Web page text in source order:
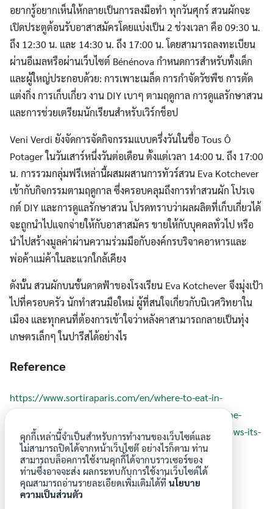
อยากรู้อยากเห็นให้กลายเป็นการลงมือทำ ทุกวันศุกร์ สวนผักจะ
เปิดประตูต้อนรับอาสาสมัครโดยแบ่งเป็น 2 ช่วงเวลา คือ 09:30 น.
ถึง 12:30 น. และ 14:30 น. ถึง 17:00 น. โดยสามารถลงทะเบียน
ผ่านอีเมลหรือผ่านเว็บไซต์ Bénénova กำหนดการสำหรับทั้งเด็ก
และผู้ใหญ่ประกอบด้วย: การเพาะเมล็ด การกำจัดวัชพืช การตัด
แต่งกิ่ง การเก็บเกี่ยว งาน DIY เบาๆ ตามฤดูกาล การดูแลรักษาสวน
และการช่วยเตรียมนักเรียนสำหรับเวิร์กช็อป
Veni Verdi ยังจัดการจัดกิจกรรมแบบครึ่งวันในชื่อ Tous Ô
Potager ในวันเสาร์หนึ่งวันต่อเดือน ตั้งแต่เวลา 14:00 น. ถึง 17:00
น. การรวมกลุ่มฟรีเหล่านี้ผสมผสานการทัวร์สวน Eva Kotchever
เข้ากับกิจกรรมตามฤดูกาล ซึ่งครอบคลุมถึงการทำสวนผัก โปรเจ
กต์ DIY และการดูแลรักษาสวน โปรดทราบว่าผลผลิตที่เก็บเกี่ยวได้
จะถูกนำไปแจกจ่ายให้กับอาสาสมัคร ขายให้กับบุคคลทั่วไป หรือ
นำไปสร้างมูลค่าผ่านความร่วมมือกับองค์กรบริจาคอาหารและ
พ่อค้าแม่ค้าในละแวกใกล้เคียง
ดังนั้น สวนผักบนชั้นดาดฟ้าของโรงเรียน Eva Kotchever จึงมุ่งเป้า
ไปที่ครอบครัว นักทำสวนมือใหม่ ผู้ที่สนใจเกี่ยวกับนิเวศวิทยาใน
เมือง และทุกคนที่ต้องการเข้าใจว่าหลังคาสามารถกลายเป็นทุ่ง
เกษตรเล็กๆ ในปารีสได้อย่างไร
Reference
https://www.sortiraparis.com/en/where-to-eat-in-
paris/food-events/articles/346684-eva-kotchever-the-
rooftop-vegetable-garden-of-a-paris-school-that-grows-its-
own-produce
คุกกี้เหล่านี้จำเป็นสำหรับการทำงานของเว็บไซต์และ
ไม่สามารถปิดได้จากหน้าเว็บไซต๊ อย่างไรก็ตาม ท่าน
สามารถบล็อคการใช้งานคุกกี้ได้จากบราวเซอร์ของ
ท่านซึ่งอาจจะส่ง ผลกระทบกับการใช้งานเว็บไซต์ได้
คุณสามารถอ่านรายละเอียดเพิ่มเติมได้ที่ นโยบาย
ความเป็นส่วนตัว